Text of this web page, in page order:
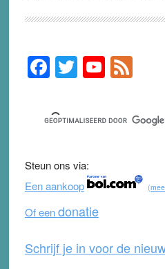
Primary
Sidebar
F
a
c
e
b
o
o
k
T
wi
tt
er
Y
o
u
T
b
e
F
e
d
Steun ons via:
Een aankoop
Of eendonatie
Schrijf je in voor de